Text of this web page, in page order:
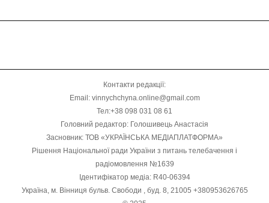
Контакти редакції:
Email: vinnychchyna.online@gmail.com
Тел:+38 098 031 08 61
Головний редактор: Голошивець Анастасія
Засновник: ТОВ «УКРАЇНСЬКА МЕДІАПЛАТФОРМА»
Рішення Національної ради України з питань телебачення і
радіомовлення №1639
Ідентифікатор медіа: R40-06394
Україна, м. Вінниця бульв. Свободи , буд. 8, 21005 +380953626765